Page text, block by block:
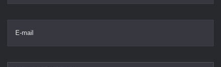
E-mail